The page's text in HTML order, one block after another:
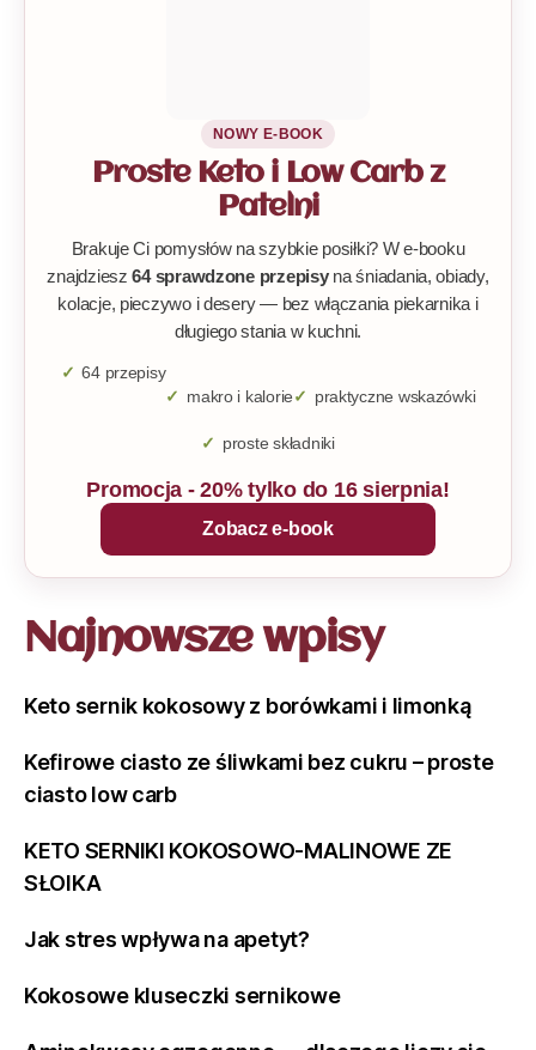
NOWY E-BOOK
Proste Keto i Low Carb z
Patelni
Brakuje Ci pomysłów na szybkie posiłki? W e-booku
znajdziesz64 sprawdzone przepisyna śniadania, obiady,
kolacje, pieczywo i desery — bez włączania piekarnika i
długiego stania w kuchni.
64 przepisy
makro i kalorie
praktyczne wskazówki
proste składniki
Promocja - 20% tylko do 16 sierpnia!
Zobacz e-book
Najnowsze wpisy
Keto sernik kokosowy z borówkami i limonką
Kefirowe ciasto ze śliwkami bez cukru – proste
ciasto low carb
KETO SERNIKI KOKOSOWO-MALINOWE ZE
SŁOIKA
Jak stres wpływa na apetyt?
Kokosowe kluseczki sernikowe